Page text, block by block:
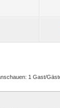
1 Gast/